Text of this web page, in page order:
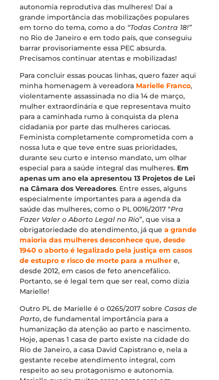
autonomia reprodutiva das mulheres! Daí a
grande importância das mobilizações populares
em torno do tema, como a do “Todas Contra 18!”
no Rio de Janeiro e em todo país, que conseguiu
barrar provisoriamente essa PEC absurda.
Precisamos continuar atentas e mobilizadas!
Para concluir essas poucas linhas, quero fazer aqui
minha homenagem à vereadora Marielle Franco,
violentamente assassinada no dia 14 de março,
mulher extraordinária e que representava muito
para a caminhada rumo à conquista da plena
cidadania por parte das mulheres cariocas.
Feminista completamente comprometida com a
nossa luta e que teve entre suas prioridades,
durante seu curto e intenso mandato, um olhar
especial para a saúde integral das mulheres. Em
apenas um ano ela apresentou 13 Projetos de Lei
na Câmara dos Vereadores. Entre esses, alguns
especialmente importantes para a agenda da
saúde das mulheres, como o PL 0016/2017 “Pra
Fazer Valer o Aborto Legal no Rio”, que visa a
obrigatoriedade do atendimento, já que a grande
maioria das mulheres desconhece que, desde
1940 o aborto é legalizado pela justiça em casos
de estupro e risco de morte para a mulher e,
desde 2012, em casos de feto anencefálico.
Portanto, se é legal tem que ser real, como dizia
Marielle!
Outro PL de Marielle é o 0265/2017 sobre Casas de
Parto, de fundamental importância para a
humanização da atenção ao parto e nascimento.
Hoje, apenas 1 casa de parto existe na cidade do
Rio de Janeiro, a casa David Capistrano e, nela a
gestante recebe atendimento integral, com
respeito ao seu protagonismo e autonomia.